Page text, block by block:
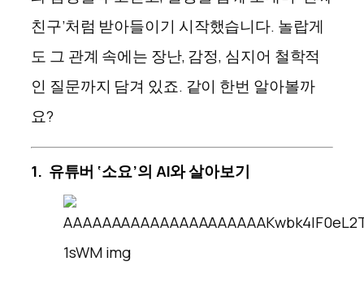
친구’처럼 받아들이기 시작했습니다. 놀랍게
도 그 관계 속에는 장난, 감정, 심지어 철학적
인 질문까지 담겨 있죠. 같이 한번 알아볼까
요?
1. 유튜버 ‘소요’의 AI와 살아보기